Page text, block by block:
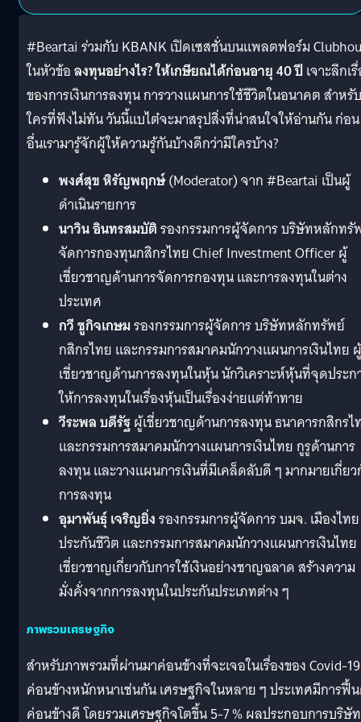
#Beartai ร่วมกับ KBANK เปิดเซสชั่นบนแพลตฟอร์ม
ในหัวข้อลงทุนอย่างไร? ให้เกษียณได้ก่อนอายุ 40 ปี เจาะลึกเ
ของการเงินการลงทุน การวางแผนการใช้ชีวิตในอนาคต สำหรับ
ใครที่ฟังไม่ทัน วันนี้แบไต๋จะมาสรุปสิ่งที่น่าสนใจให้อ่านกัน ก่อน
อื่นเรามารู้จักผู้ให้ความรู้กันบ้างดีกว่ามีใครบ้าง?
พงศ์สุข หิรัญพฤกษ์(Moderator) จาก #Beartai เป็นผู้
ดำเนินรายการ
นาวิน อินทรสมบัติรองกรรมการผู้จัดการ บริษัทหลักทรั
จัดการกองทุนกสิกรไทย Chief Investment Officer ผู้
เชี่ยวชาญด้านการจัดการกองทุน และการลงทุนในต่าง
ประเทศ
กวี ชูกิจเกษมรองกรรมการผู้จัดการ บริษัทหลักทรัพย์
กสิกรไทย และกรรมการสมาคมนักวางแผนการเงินไทย ผู้
เชี่ยวชาญด้านการลงทุนในหุ้น นักวิเคราะห์หุ้นที่จุดประก
ให้การลงทุนในเรื่องหุ้นเป็นเรื่องง่ายแต่ท้าทาย
วีระพล บดีรัฐผู้เชี่ยวชาญด้านการลงทุน ธนาคารกสิกรไ
และกรรมการสมาคมนักวางแผนการเงินไทย กูรูด้านการ
ลงทุน และวางแผนการเงินที่มีเคล็ดลับดี ๆ มากมายเกี่ย
การลงทุน
อุมาพันธุ์ เจริญยิ่งรองกรรมการผู้จัดการ บมจ. เมืองไทย
ประกันชีวิต และกรรมการสมาคมนักวางแผนการเงินไท
เชี่ยวชาญเกี่ยวกับการใช้เงินอย่างชาญฉลาด สร้างความ
มั่งคั่งจากการลงทุนในประกันประเภทต่าง ๆ
ภาพรวมเศรษฐกิจ
สำหรับภาพรวมที่ผ่านมาค่อนข้างที่จะเจอในเรื่องของ Covid-19
ค่อนข้างหนักหนาเช่นกัน เศรษฐกิจในหลาย ๆ ประเทศมีการฟื้
ค่อนข้างดี โดยรวมเศรษฐกิจโตขึ้น 5-7 % ผลประกอบการบริษัท